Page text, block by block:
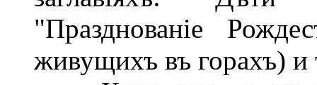
"Празднованіе
живущихъ въ горахъ) и